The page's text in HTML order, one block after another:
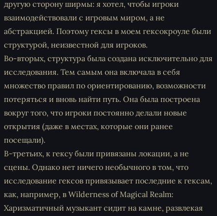
другую сторону ширмы: я хотел, чтобы игроки
взаимодействовали с игровым миром, а не
абстракцией. Поэтому гексы в моем гексокроуле были
структурой, неизвестной для игроков.
Во-вторых, структура была создана исключительно для
исследования. Тем самым она включала в себя
множество правил по ориентированию, возможности
потеряться и вновь найти путь. Она была построена
вокруг того, что игроки постоянно делали новые
открытия (даже в местах, которые они ранее
посещали).
В-третьих, к гексу были привязаны локации, а не
сцены. Однако нет ничего необычного в том, что
исследование гексов привязывает последние к гексам,
как, например, в Wilderness of Magical Realm:
Харизматичный музыкант сидит на камне, развлекая